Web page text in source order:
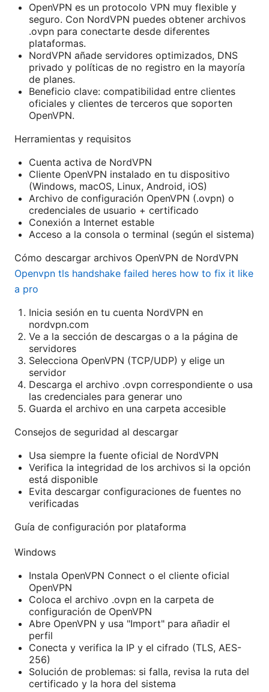
OpenVPN es un protocolo VPN muy flexible y
seguro. Con NordVPN puedes obtener archivos
.ovpn para conectarte desde diferentes
plataformas.
NordVPN añade servidores optimizados, DNS
privado y políticas de no registro en la mayoría
de planes.
Beneficio clave: compatibilidad entre clientes
oficiales y clientes de terceros que soporten
OpenVPN.
Herramientas y requisitos
Cuenta activa de NordVPN
Cliente OpenVPN instalado en tu dispositivo
(Windows, macOS, Linux, Android, iOS)
Archivo de configuración OpenVPN (.ovpn) o
credenciales de usuario + certificado
Conexión a Internet estable
Acceso a la consola o terminal (según el sistema)
Cómo descargar archivos OpenVPN de NordVPN
Openvpn tls handshake failed heres how to fix it like
a pro
Inicia sesión en tu cuenta NordVPN en
nordvpn.com
Ve a la sección de descargas o a la página de
servidores
Selecciona OpenVPN (TCP/UDP) y elige un
servidor
Descarga el archivo .ovpn correspondiente o usa
las credenciales para generar uno
Guarda el archivo en una carpeta accesible
Consejos de seguridad al descargar
Usa siempre la fuente oficial de NordVPN
Verifica la integridad de los archivos si la opción
está disponible
Evita descargar configuraciones de fuentes no
verificadas
Guía de configuración por plataforma
Windows
Instala OpenVPN Connect o el cliente oficial
OpenVPN
Coloca el archivo .ovpn en la carpeta de
configuración de OpenVPN
Abre OpenVPN y usa "Import" para añadir el
perfil
Conecta y verifica la IP y el cifrado (TLS, AES-
256)
Solución de problemas: si falla, revisa la ruta del
certificado y la hora del sistema